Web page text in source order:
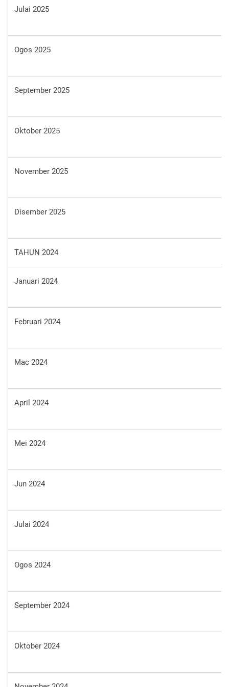
Julai 2025
Ogos 2025
September 2025
Oktober 2025
November 2025
Disember 2025
TAHUN 2024
Januari 2024
Februari 2024
Mac 2024
April 2024
Mei 2024
Jun 2024
Julai 2024
Ogos 2024
September 2024
Oktober 2024